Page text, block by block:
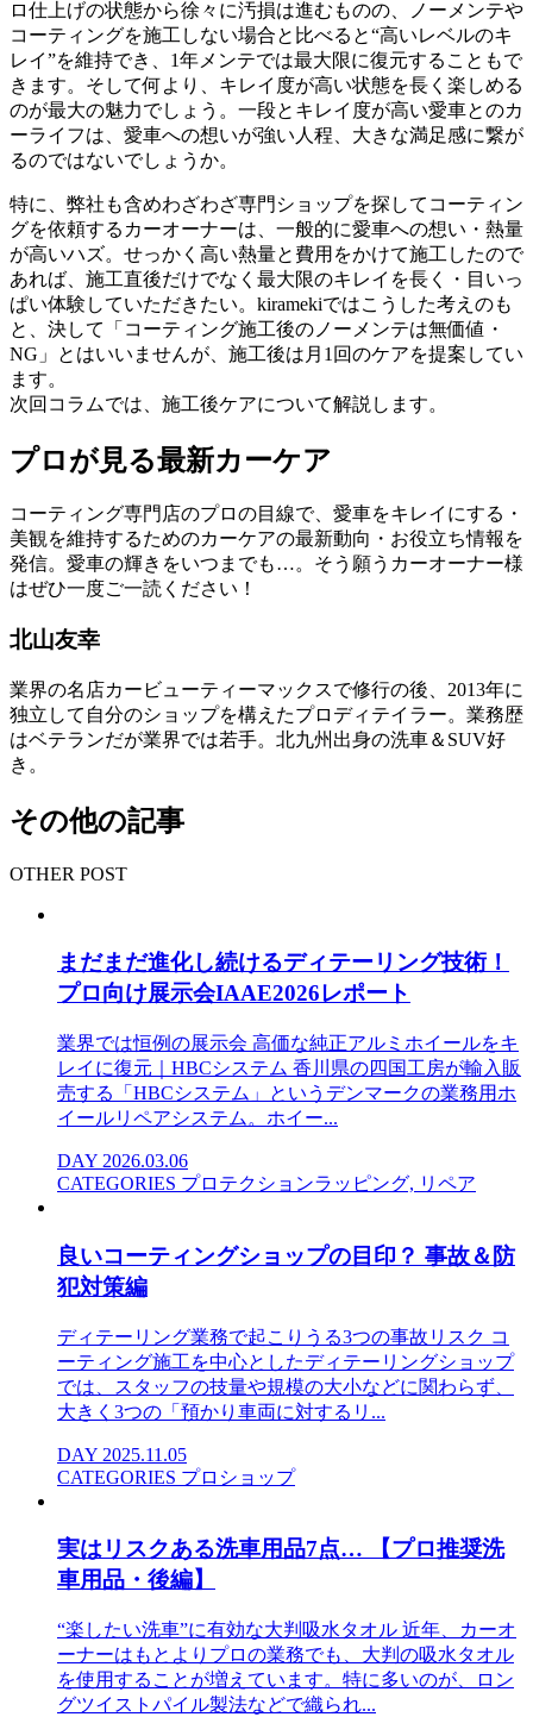
ロ仕上げの状態から徐々に汚損は進むものの、ノーメンテや
コーティングを施工しない場合と比べると“高いレベルのキ
レイ”を維持でき、1年メンテでは最大限に復元することもで
きます。そして何より、キレイ度が高い状態を長く楽しめる
のが最大の魅力でしょう。一段とキレイ度が高い愛車とのカ
ーライフは、愛車への想いが強い人程、大きな満足感に繋が
るのではないでしょうか。
特に、弊社も含めわざわざ専門ショップを探してコーティン
グを依頼するカーオーナーは、一般的に愛車への想い・熱量
が高いハズ。せっかく高い熱量と費用をかけて施工したので
あれば、施工直後だけでなく最大限のキレイを長く・目いっ
ぱい体験していただきたい。kiramekiではこうした考えのも
と、決して「コーティング施工後のノーメンテは無価値・
NG」とはいいませんが、施工後は月1回のケアを提案してい
ます。
次回コラムでは、施工後ケアについて解説します。
プロが見る最新カーケア
コーティング専門店のプロの目線で、愛車をキレイにする・
美観を維持するためのカーケアの最新動向・お役立ち情報を
発信。愛車の輝きをいつまでも…。そう願うカーオーナー様
はぜひ一度ご一読ください！
北山友幸
業界の名店カービューティーマックスで修行の後、2013年に
独立して自分のショップを構えたプロディテイラー。業務歴
はベテランだが業界では若手。北九州出身の洗車＆SUV好
き。
その他の記事
OTHER POST
まだまだ進化し続けるディテーリング技術！
プロ向け展示会IAAE2026レポート
業界では恒例の展示会 高価な純正アルミホイールをキ
レイに復元｜HBCシステム 香川県の四国工房が輸入販
売する「HBCシステム」というデンマークの業務用ホ
イールリペアシステム。ホイー...
DAY 2026.03.06
CATEGORIES プロテクションラッピング, リペア
良いコーティングショップの目印？ 事故＆防
犯対策編
ディテーリング業務で起こりうる3つの事故リスク コ
ーティング施工を中心としたディテーリングショップ
では、スタッフの技量や規模の大小などに関わらず、
大きく3つの「預かり車両に対するリ...
DAY 2025.11.05
CATEGORIES プロショップ
実はリスクある洗車用品7点… 【プロ推奨洗
車用品・後編】
“楽したい洗車”に有効な大判吸水タオル 近年、カーオ
ーナーはもとよりプロの業務でも、大判の吸水タオル
を使用することが増えています。特に多いのが、ロン
グツイストパイル製法などで織られ...